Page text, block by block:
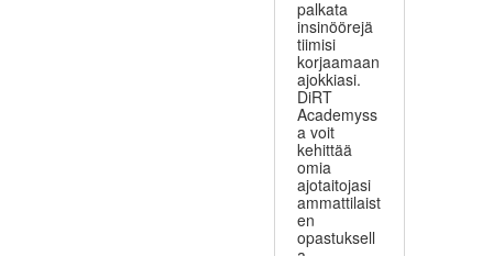
palkata
insinöörejä
tiimisi
korjaamaan
ajokkiasi.
DiRT
Academyss
a voit
kehittää
omia
ajotaitojasi
ammattilaist
en
opastuksell